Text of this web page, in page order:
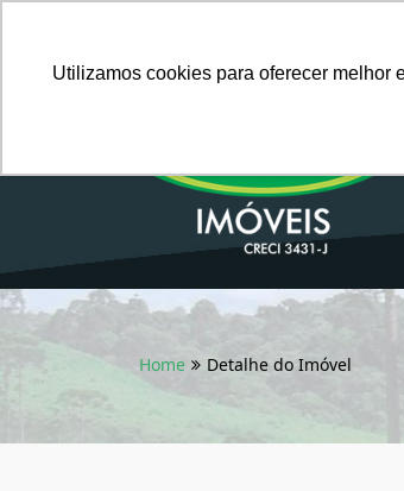
Utilizamos cookies para oferecer melhor
Home Detalhe do Imóvel